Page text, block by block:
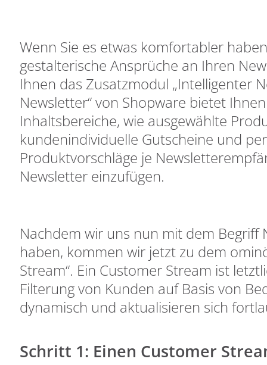
Wenn Sie es etwas komfortabler
gestalterische Ansprüche an Ihren
Ihnen das Zusatzmodul „Intelligenter
Newsletter“ von Shopware bietet
Inhaltsbereiche, wie ausgewählte
kundenindividuelle Gutscheine und
Produktvorschläge je
Newsletter einzufügen.
Nachdem wir uns nun mit dem
haben, kommen wir jetzt zu dem
Stream“. Ein Customer Stream ist
Filterung von Kunden auf Basis von
dynamisch und aktualisieren sich
Schritt 1: Einen Customer